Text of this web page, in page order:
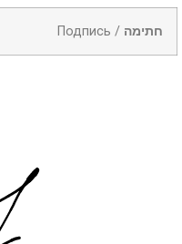
Подпись / חתימה